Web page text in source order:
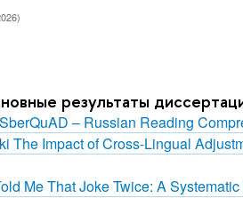
результаты
– Russian Reading
The Impact of Cross-Lingual
Me That Joke Twice: A